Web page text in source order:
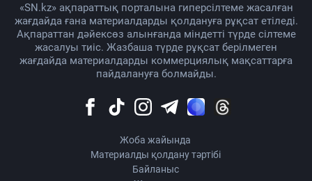
«SN.kz» ақпараттық порталына гиперсілтеме жасалған
жағдайда ғана материалдарды қолдануға рұқсат етіледі.
Ақпараттан дәйексөз алынғанда міндетті түрде сілтеме
жасалуы тиіс. Жазбаша түрде рұқсат берілмеген
жағдайда материалдарды коммерциялық мақсаттарға
пайдалануға болмайды.
Жоба жайында
Материалды қолдану тәртібі
Байланыс